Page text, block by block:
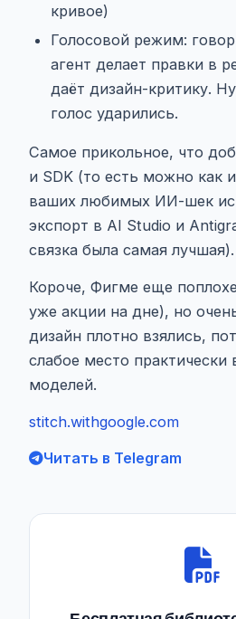
кривое)
Голосовой режим:
агент делает правки в
даёт дизайн-критику.
голос ударились.
Самое прикольное, что
и SDK (то есть можно как
ваших любимых ИИ-шек
экспорт в AI Studio и
связка была самая лучшая).
Короче, Фигме еще
уже акции на дне), но
дизайн плотно взялись,
слабое место практически
моделей.
stitch.withgoogle.com
Читать в Telegram